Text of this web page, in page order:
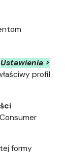
Ustawienia >
profil
formy